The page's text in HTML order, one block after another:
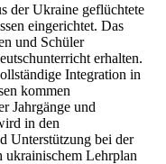
der Ukraine geflüchtete
eingerichtet. Das
und Schüler
erhalten.
Integration in
kommen
Jahrgänge und
in den
Unterstützung bei der
ukrainischem Lehrplan